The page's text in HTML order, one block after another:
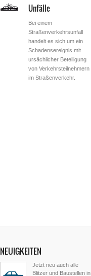
Unfälle
Bei einem
Straßenverkehrsunfall
handelt es sich um ein
Schadensereignis mit
ursächlicher Beteiligung
von Verkehrsteilnehmern
im Straßenverkehr.
NEUIGKEITEN
Jetzt neu auch alle
Blitzer und Baustellen in